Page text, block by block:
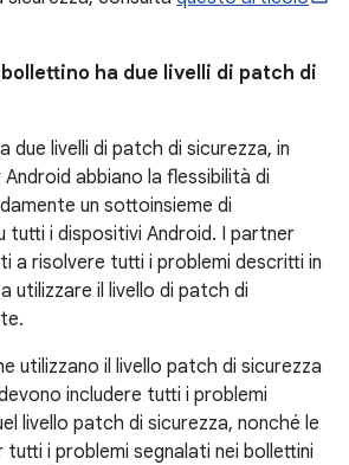
ha due livelli di patch di
due livelli di patch di sicurezza, in
abbiano la flessibilità di
un sottoinsieme di
tutti i dispositivi Android. I partner
a risolvere tutti i problemi descritti in
utilizzare il livello di patch di
utilizzano il livello patch di sicurezza
includere tutti i problemi
livello patch di sicurezza, nonché le
i problemi segnalati nei bollettini